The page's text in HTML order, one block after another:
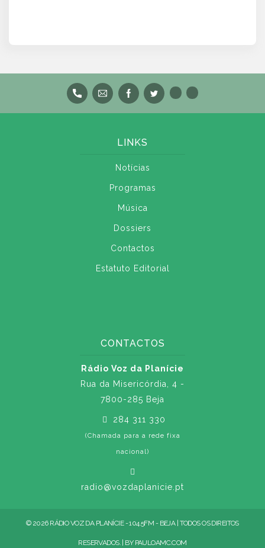
LINKS
Notícias
Programas
Música
Dossiers
Contactos
Estatuto Editorial
CONTACTOS
Rádio Voz da Planície
Rua da Misericórdia, 4 -
7800-285 Beja
284 311 330
(Chamada para a rede fixa
nacional)
radio@vozdaplanicie.pt
© 2026 RÁDIO VOZ DA PLANÍCIE - 104.5FM - BEJA | TODOS OS DIREITOS
RESERVADOS. | BY PAULOAMC.COM